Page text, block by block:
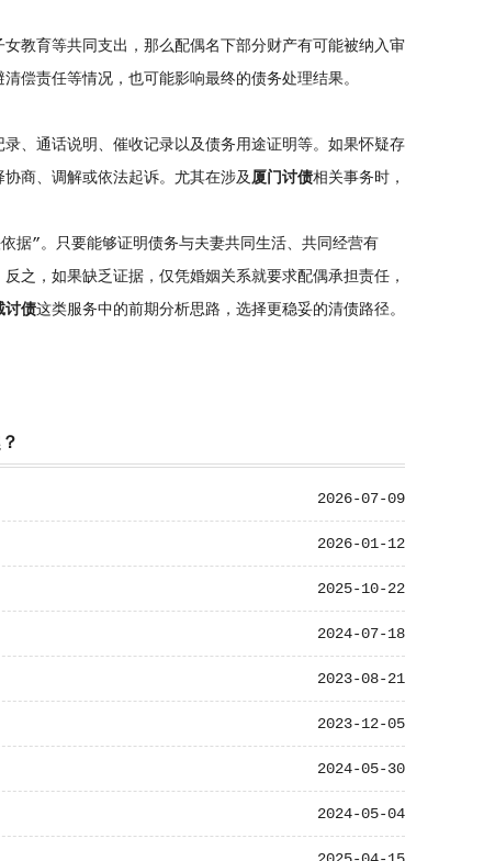
教育等共同支出，那么配偶名下部分财产有可能被纳入审
偿责任等情况，也可能影响最终的债务处理结果。
、通话说明、催收记录以及债务用途证明等。如果怀疑存
商、调解或依法起诉。尤其在涉及厦门讨债相关事务时，
据”。只要能够证明债务与夫妻共同生活、共同经营有
之，如果缺乏证据，仅凭婚姻关系就要求配偶承担责任，
讨债这类服务中的前期分析思路，选择更稳妥的清债路径。
2026-07-09
2026-01-12
2025-10-22
2024-07-18
2023-08-21
2023-12-05
2024-05-30
2024-05-04